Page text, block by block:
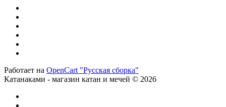
Работает на OpenCart "Русская сборка"
Катанаками - магазин катан и мечей © 2026